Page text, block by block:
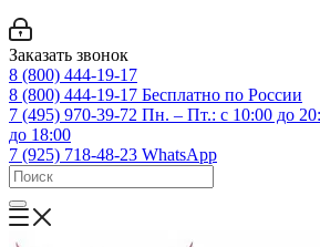
Заказать звонок
8 (800) 444-19-17
8 (800) 444-19-17 Бесплатно по России
7 (495) 970-39-72 Пн. – Пт.: с 10:00 до
до 18:00
7 (925) 718-48-23 WhatsApp